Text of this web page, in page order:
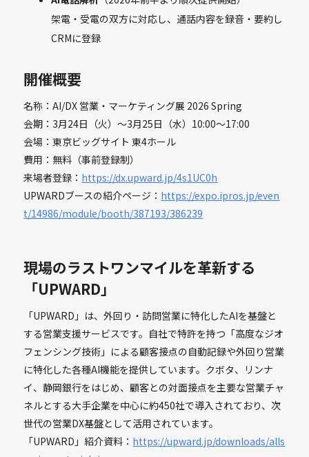
架電・受電の双方に対応し、通話内容を録音・要約し
CRMに登録
開催概要
名称：AI/DX 営業・マーケティング展 2026 Spring
会期：3月24日（火）〜3月25日（水）10:00〜17:00
会場：東京ビッグサイト 東4ホール
費用：無料（事前登録制）
来場者登録： https://dx.upward.jp/4s1UC0h
UPWARDブースの紹介ページ： https://expo.ipros.jp/even
t/14986/module/booth/387193/386239
現場のラストワンマイルを革新する
「UPWARD」
「UPWARD」は、外回り・訪問営業に特化したAIを基盤と
する営業支援サービスです。自社で特許を持つ「高度なジオ
フェンシング技術」による顧客接点の自動記録や外回り営業
に特化した各種AI機能を提供しています。クボタ、リンナ
イ、静岡銀行をはじめ、顧客との対面接点を主要な営業チャ
ネルとする大手企業を中心に約450社で導入されており、次
世代の営業DX基盤として活用されています。
「UPWARD」紹介資料： https://upward.jp/downloads/alls